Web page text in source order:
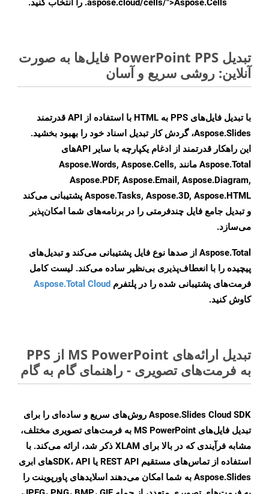
.aspose.cloud/cells/">Aspose.Cells را انتخاب کنید.
تبدیل PowerPoint PPS فایل‌ها به صورت
آنلاین: روشی سریع و آسان
با تبدیل فایل‌های PPS به HTML با استفاده از API قدرتمند
Aspose.Slides، گردش کار تبدیل اسناد خود را بهبود بخشید.
این راهکار قدرتمند از ادغام یکپارچه با سایر APIهای
Aspose.Total مانند Aspose.Words, Aspose.Cells,
Aspose.PDF, Aspose.Email, Aspose.Diagram,
Aspose.Tasks, Aspose.3D, Aspose.HTML پشتیبانی می‌کند
و تبدیل جامع فایل چندفرمتی را در برنامه‌های شما امکان‌پذیر
می‌سازد.
Aspose.Total از صدها نوع فایل پشتیبانی می‌کند و تبدیل‌های
پیچیده را با انعطاف‌پذیری بی‌نظیر ساده می‌کند. لیست کامل
فرمت‌های پشتیبانی شده را در پلتفرم Aspose.Total Cloud
کاوش کنید.
تبدیل ارائه‌های MS PowerPoint از PPS
به فرمت‌های تصویری - راهنمای گام به گام
Aspose.Slides Cloud SDK روش‌های سریع و ساده‌ای را برای
تبدیل فایل‌های MS PowerPoint به فرمت‌های تصویری مختلف،
مشابه فرآیندی که در بالا برای XLAM ذکر شد، ارائه می‌کند. با
استفاده از تماس‌های مستقیم REST API یا SDK، APIهای ابری
Aspose.Slides به شما امکان می‌دهند اسلایدهای پاورپوینت را